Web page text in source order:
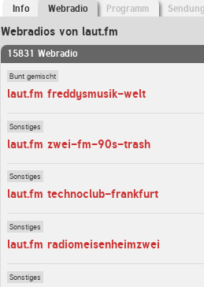
Info Webradio Programm
Webradios von laut.fm
15831 Webradio
Bunt gemischt
laut.fm freddysmusik-welt
Sonstiges
laut.fm zwei-fm-90s-trash
Sonstiges
laut.fm technoclub-frankfurt
Sonstiges
laut.fm radiomeisenheimzwei
Sonstiges